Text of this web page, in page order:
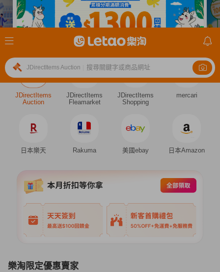
JDirectItems Auction 搜尋關鍵字或商品網址
JDirectItems
Auction
JDirectItems
Fleamarket
JDirectItems
Shopping
mercari
日本樂天 Rakuma 美國ebay 日本Amazon
樂淘限定優惠賣家